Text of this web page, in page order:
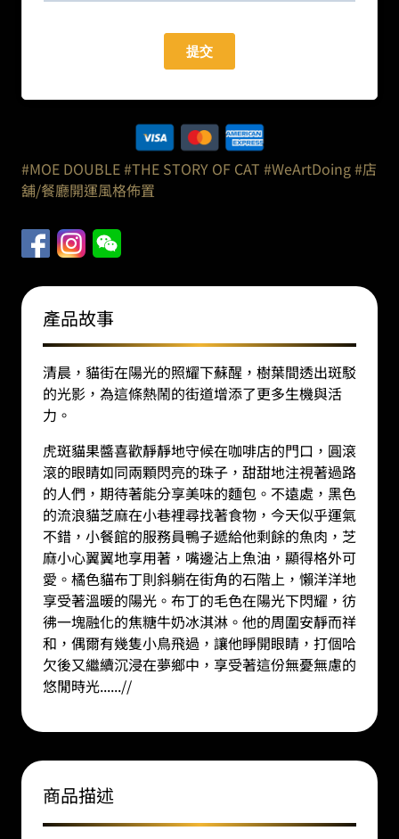
#MOE DOUBLE#THE STORY OF CAT #WeArtDoing#店
舖/餐廳開運風格佈置
產品故事
清晨，貓街在陽光的照耀下蘇醒，樹葉間透出斑駁
的光影，為這條熱鬧的街道增添了更多生機與活
力。
虎斑貓果醬喜歡靜靜地守候在咖啡店的門口，圓滾
滾的眼睛如同兩顆閃亮的珠子，甜甜地注視著過路
的人們，期待著能分享美味的麵包。不遠處，黑色
的流浪貓芝麻在小巷裡尋找著食物，今天似乎運氣
不錯，小餐館的服務員鴨子遞給他剩餘的魚肉，芝
麻小心翼翼地享用著，嘴邊沾上魚油，顯得格外可
愛。橘色貓布丁則斜躺在街角的石階上，懶洋洋地
享受著溫暖的陽光。布丁的毛色在陽光下閃耀，彷
彿一塊融化的焦糖牛奶冰淇淋。他的周圍安靜而祥
和，偶爾有幾隻小鳥飛過，讓他睜開眼睛，打個哈
欠後又繼續沉浸在夢鄉中，享受著這份無憂無慮的
悠閒時光......//
商品描述